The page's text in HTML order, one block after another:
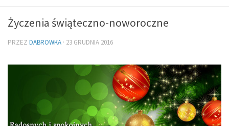
Życzenia świąteczno-noworoczne
PRZEZ DABROWKA · 23 GRUDNIA 2016